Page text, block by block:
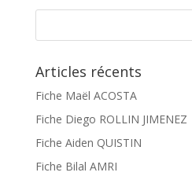
Articles récents
Fiche Maël ACOSTA
Fiche Diego ROLLIN JIMENEZ
Fiche Aiden QUISTIN
Fiche Bilal AMRI